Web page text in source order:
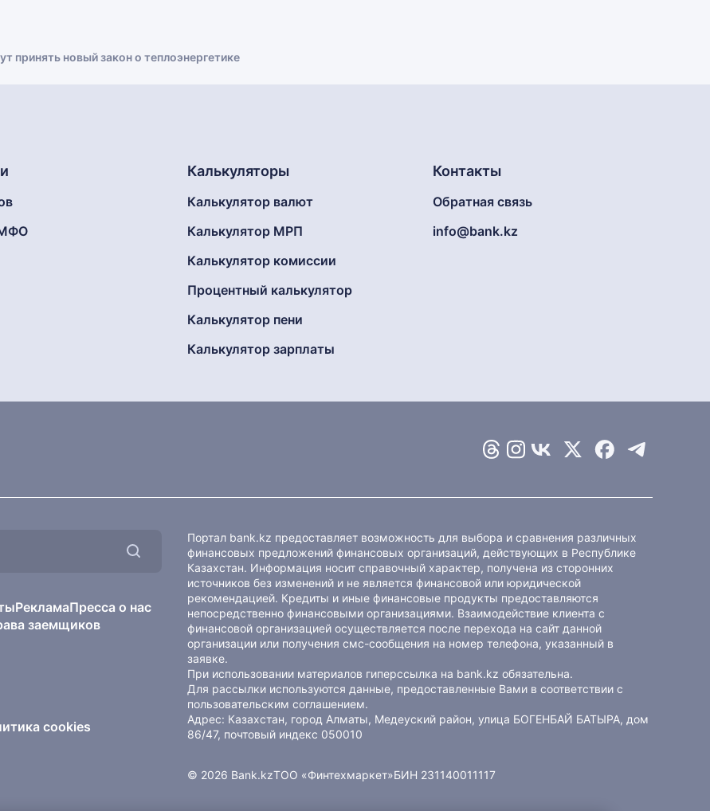
принять новый закон о теплоэнергетике
МФО
Калькуляторы
Калькулятор валют
Калькулятор МРП
Калькулятор комиссии
Процентный калькулятор
Калькулятор пени
Калькулятор зарплаты
Контакты
Обратная связь
info@bank.kz
РекламаПресса о нас
заемщиков
cookies
Портал bank.kz предоставляет возможность для выбора и сравнения различных
финансовых предложений финансовых организаций, действующих в Республике
Казахстан. Информация носит справочный характер, получена из сторонних
источников без изменений и не является финансовой или юридической
рекомендацией. Кредиты и иные финансовые продукты предоставляются
непосредственно финансовыми организациями. Взаимодействие клиента с
финансовой организацией осуществляется после перехода на сайт данной
организации или получения смс-сообщения на номер телефона, указанный в
заявке.
При использовании материалов гиперссылка на bank.kz обязательна.
Для рассылки используются данные, предоставленные Вами в соответствии с
пользовательским соглашением.
Адрес: Казахстан, город Алматы, Медеуский район, улица БОГЕНБАЙ БАТЫРА, дом
86/47, почтовый индекс 050010
© 2026 Bank.kzТОО «Финтехмаркет»БИН 231140011117